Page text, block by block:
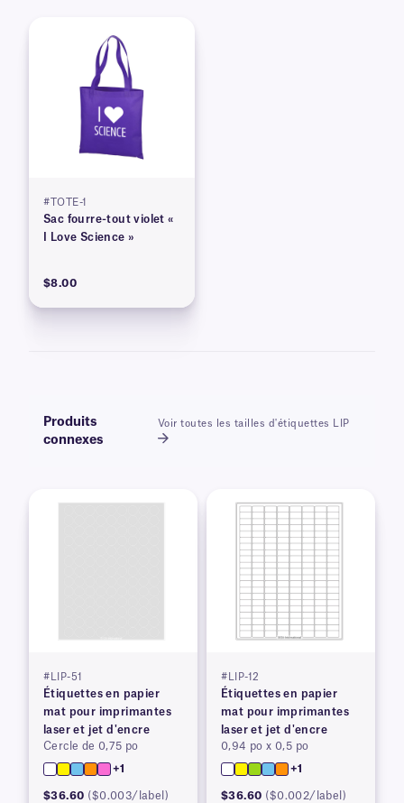
#TOTE-1
Sac fourre-tout violet «
I Love Science »
$8.00
Produits
connexes
Voir toutes les tailles d'étiquettes LIP
#LIP-51
Étiquettes en papier
mat pour imprimantes
laser et jet d'encre
Cercle de 0,75 po
+1
$36.60 ($0.003/label)
#LIP-12
Étiquettes en papier
mat pour imprimantes
laser et jet d'encre
0,94 po x 0,5 po
+1
$36.60 ($0.002/label)